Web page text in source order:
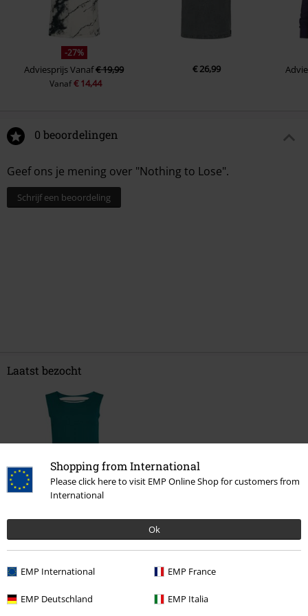
Shopping from International
Please click here to visit EMP Online Shop for customers from
International
Ok
EMP International EMP France
EMP Deutschland EMP Italia
-27%
AdviesprijsVanaf€ 19,99
Vanaf€ 14,44
€ 26,99
0 beoordelingen
Geef ons je mening over "Nothing to Lose".
Schrijf een beoordeling
Laatst bezocht
Meer categorieën. Meer opties.
Kledingmerken Vrouwen